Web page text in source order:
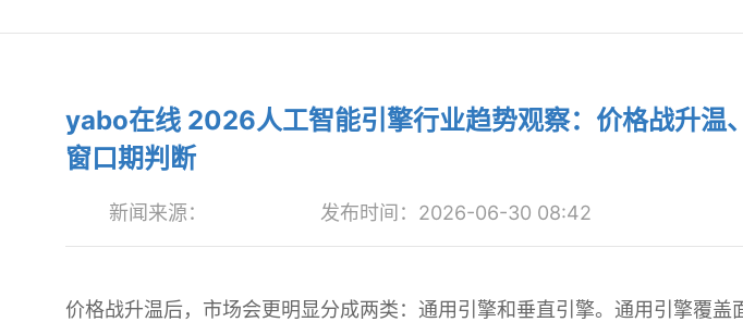
yabo在线 2026人工智能引擎行业趋势观察：价格战升温
窗口期判断
新闻来源： 发布时间：2026-06-30 08:42
价格战升温后，市场会更明显分成两类：通用引擎和垂直引擎。通用引擎覆盖